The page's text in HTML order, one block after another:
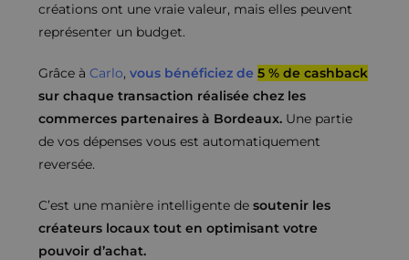
créations ont une vraie valeur, mais elles peuvent
représenter un budget.
Grâce àCarlo,vous bénéficiez de5 % de cashback
sur chaque transaction réalisée chez les
commerces partenaires à Bordeaux. Une partie
de vos dépenses vous est automatiquement
reversée.
C’est une manière intelligente desoutenir les
créateurs locaux tout en optimisant votre
pouvoir d’achat.